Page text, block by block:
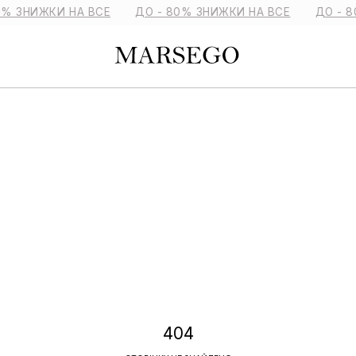
ЗНИЖКИ НА ВСЕ ДО - 80% ЗНИЖКИ НА ВСЕ ДО -
404